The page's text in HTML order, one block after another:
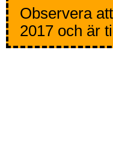
Observera
2017 och är